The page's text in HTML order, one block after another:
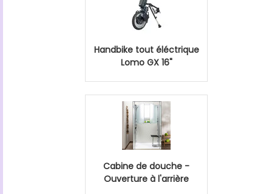
Handbike tout éléctrique
Lomo GX 16"
Cabine de douche -
Ouverture à l'arrière